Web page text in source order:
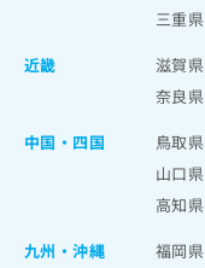
三重県
近畿
滋賀県
奈良県
中国・四国
鳥取県
山口県
高知県
九州・沖縄
福岡県